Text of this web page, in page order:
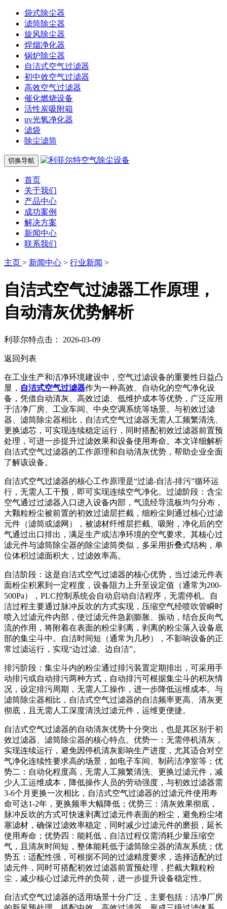
袋式除尘器
滤筒除尘器
旋风除尘器
焊烟净化器
锅炉除尘器
自洁式空气过滤器
初中效空气过滤器
高效空气过滤器
催化燃烧设备
活性炭吸附箱
uv光氧净化器
滤袋
除尘滤筒
切换导航
首页
关于我们
产品中心
成功案例
解决方案
新闻中心
联系我们
主页 > 新闻中心 > 行业新闻 >
自洁式空气过滤器工作原理，
自动清灰优势解析
利菲尔特点击： 2026-03-09
返回列表
在工业生产和洁净环境建设中，空气过滤设备的重要性日益凸
显， 自洁式空气过滤器作为一种高效、自动化的空气净化设
备，凭借自动清灰、高效过滤、低维护成本等优势，广泛应用
于洁净厂房、工业车间、中央空调系统等场景。与初效过滤
器、滤筒除尘器相比，自洁式空气过滤器无需人工频繁清洗、
更换滤芯，可实现连续稳定运行，同时搭配初效过滤器前置预
处理，可进一步提升过滤效果和设备使用寿命。本文详细解析
自洁式空气过滤器的工作原理和自动清灰优势，帮助企业全面
了解该设备。
自洁式空气过滤器的核心工作原理是“过滤-自洁-排污”循环运
行，无需人工干预，即可实现连续空气净化。过滤阶段：含尘
空气通过过滤器入口进入设备内部，气流经导流板均匀分布，
大颗粒粉尘被前置的初效过滤层拦截，细粉尘则通过核心过滤
元件（滤筒或滤网），被滤材纤维层拦截、吸附，净化后的空
气通过出口排出，满足生产或洁净环境的空气要求。其核心过
滤元件与滤筒除尘器的除尘滤筒类似，多采用折叠式结构，单
位体积过滤面积大，过滤效率高。
自洁阶段：这是自洁式空气过滤器的核心优势，当过滤元件表
面粉尘积累到一定程度，设备阻力上升至设定值（通常为200-
500Pa），PLC控制系统会自动启动自洁程序，无需停机。自
洁过程主要通过脉冲反吹的方式实现，压缩空气经喷吹管瞬时
喷入过滤元件内部，使过滤元件急剧膨胀、振动，结合反向气
流的作用，将附着在表面的粉尘剥离，剥离的粉尘落入设备底
部的集尘斗中。自洁时间短（通常为几秒），不影响设备的正
常过滤运行，实现“边过滤、边自洁”。
排污阶段：集尘斗内的粉尘通过排污装置定期排出，可采用手
动排污或自动排污两种方式，自动排污可根据集尘斗的积灰情
况，设定排污周期，无需人工操作，进一步降低运维成本。与
滤筒除尘器相比，自洁式空气过滤器的自洁频率更高、清灰更
彻底，且无需人工深度清洗过滤元件，运维更便捷。
自洁式空气过滤器的自动清灰优势十分突出，也是其区别于初
效过滤器、滤筒除尘器的核心特点。优势一：无需停机清灰，
实现连续运行，避免因停机清灰影响生产进度，尤其适合对空
气净化连续性要求高的场景，如电子车间、制药洁净室等；优
势二：自动化程度高，无需人工频繁清洗、更换过滤元件，减
少人工运维成本，降低操作人员的劳动强度，与初效过滤器需
3-6个月更换一次相比，自洁式空气过滤器的过滤元件使用寿
命可达1-2年，更换频率大幅降低；优势三：清灰效果彻底，
脉冲反吹的方式可快速剥离过滤元件表面的粉尘，避免粉尘堵
塞滤材，确保过滤效率稳定，同时减少过滤元件的磨损，延长
使用寿命；优势四：能耗低，自洁过程仅需消耗少量压缩空
气，且清灰时间短，整体能耗低于滤筒除尘器的清灰系统；优
势五：适配性强，可根据不同的过滤精度要求，选择适配的过
滤元件，同时可搭配初效过滤器前置预处理，拦截大颗粒粉
尘，减少核心过滤元件的负荷，进一步提升设备稳定性。
自洁式空气过滤器的适用场景十分广泛，主要包括：洁净厂房